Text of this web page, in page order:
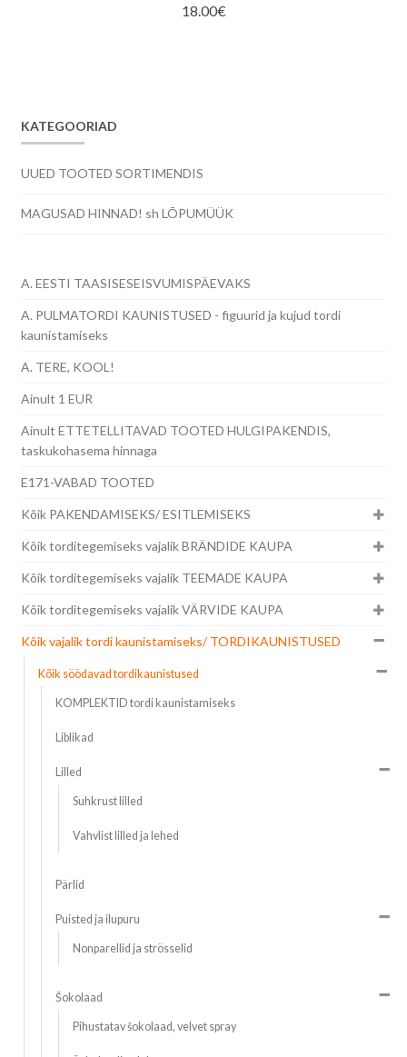
18.00€
KATEGOORIAD
UUED TOOTED SORTIMENDIS
MAGUSAD HINNAD! sh LÕPUMÜÜK
A. EESTI TAASISESEISVUMISPÄEVAKS
A. PULMATORDI KAUNISTUSED - figuurid ja kujud tordi
kaunistamiseks
A. TERE, KOOL!
Ainult 1 EUR
Ainult ETTETELLITAVAD TOOTED HULGIPAKENDIS,
taskukohasema hinnaga
E171-VABAD TOOTED
Kõik PAKENDAMISEKS/ ESITLEMISEKS
Kõik torditegemiseks vajalik BRÄNDIDE KAUPA
Kõik torditegemiseks vajalik TEEMADE KAUPA
Kõik torditegemiseks vajalik VÄRVIDE KAUPA
Kõik vajalik tordi kaunistamiseks/ TORDIKAUNISTUSED
Kõik söödavad tordikaunistused
KOMPLEKTID tordi kaunistamiseks
Liblikad
Lilled
Suhkrust lilled
Vahvlist lilled ja lehed
Pärlid
Puisted ja ilupuru
Nonparellid ja strösselid
Šokolaad
Pihustatav šokolaad, velvet spray